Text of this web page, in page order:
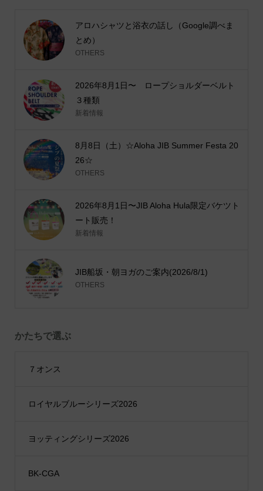
アロハシャツと浴衣の話し（Google調べま
とめ）
OTHERS
2026年8月1日〜 ロープショルダーベルト
３種類
新着情報
8月8日（土）☆Aloha JIB Summer Festa 20
26☆
OTHERS
2026年8月1日〜JIB Aloha Hula限定バケツト
ート販売！
新着情報
JIB船坂・朝ヨガのご案内(2026/8/1)
OTHERS
かたちで選ぶ
７オンス
ロイヤルブルーシリーズ2026
ヨッティングシリーズ2026
BK-CGA